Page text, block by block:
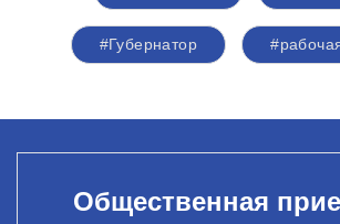
#Губернатор
Общественная